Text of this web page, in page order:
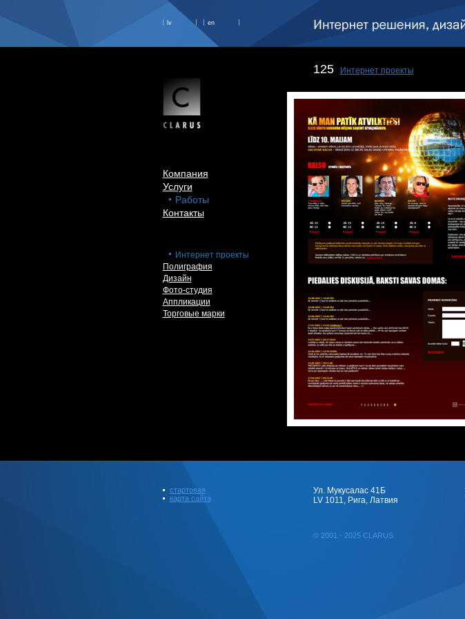
lv en
Компания
Услуги
Работы
Контакты
Интернет проекты
Полиграфия
Дизайн
Фото-студия
Аппликации
Торговые марки
125 Интернет проекты
стартовая
карта сайта
Ул. Мукусалас 41Б
LV 1011, Рига, Латвия
© 2001 - 2025 CLARUS